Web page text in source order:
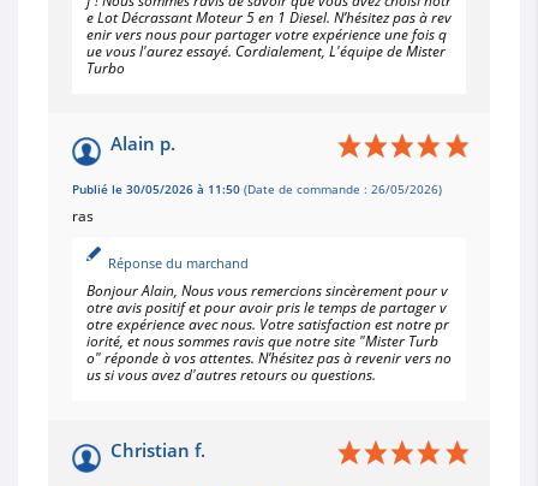
e Lot Décrassant Moteur 5 en 1 Diesel. N’hésitez pas à rev
enir vers nous pour partager votre expérience une fois q
ue vous l'aurez essayé. Cordialement, L'équipe de Mister
Turbo
Alain p.
Publié le 30/05/2026 à 11:50 (Date de commande : 26/05/2026)
ras
Réponse du marchand
Bonjour Alain, Nous vous remercions sincèrement pour v
otre avis positif et pour avoir pris le temps de partager v
otre expérience avec nous. Votre satisfaction est notre pr
iorité, et nous sommes ravis que notre site "Mister Turb
o" réponde à vos attentes. N’hésitez pas à revenir vers no
us si vous avez d'autres retours ou questions.
Christian f.